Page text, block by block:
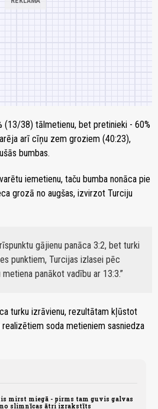
(13/38) tālmetienu, bet pretinieki - 60%
arī cīņu zem groziem (40:23),
bumbas.
iemetienu, taču bumba nonāca pie
grozā no augšas, izvirzot Turciju
gājienu panāca 3:2, bet turki
punktiem, Turcijas izlasei pēc
metiena panākot vadību ar 13:3.
turku izrāvienu, rezultātam kļūstot
soda metieniem sasniedza
mirst miegā - pirms tam guvis galvas
slimnīcas ātri izrakstīts